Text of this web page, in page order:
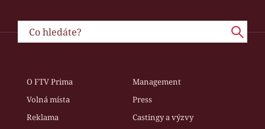
O FTV Prima
Management
Volná místa
Press
Reklama
Castingy a výzvy